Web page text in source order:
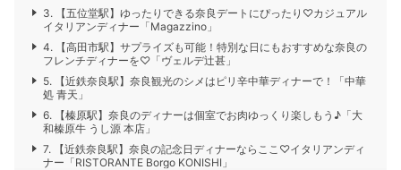
3. 【五位堂駅】ゆったりできる奈良デートにぴったり♡カジュアル
イタリアンディナー「Magazzino」
4. 【高田市駅】サプライズも可能！特別な日にもおすすめな奈良の
フレンチディナーを♡「ヴェルデ辻甚」
5. 【近鉄奈良駅】奈良観光のシメはピリ辛中華ディナーで！「中華
処 青天」
6. 【榛原駅】奈良のディナーは個室でお肉ゆっくり楽しもう♪「大
和榛原牛 うし源 本店」
7. 【近鉄奈良駅】奈良の記念日ディナーならここ♡イタリアンディ
ナー「RISTORANTE Borgo KONISHI」